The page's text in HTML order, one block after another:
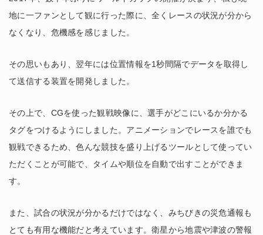
地に一ファンとして観に行った際に、全くレースの状況が分から
なくなり、危機感を感じました。
その思いもあり、翌年には位置情報を1秒間隔でデータを取得し
て送信する装置を開発しました。
その上で、CGを使った観戦映像に、選手がどこにいるか分かる
タグをつけるようにしました。アニメーションでレースを誰でも
観戦できるため、色んな競技を盛り上げるツールとして使ってい
ただくことが可能で、タイムや順位を自動で出すことができま
す。
また、試合の状況が分かるだけではなく、みちびきの災危通報も
とても有用な機能だと考えています。衛星から地震や津波の警報